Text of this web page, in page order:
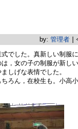
by: 管理者
でした。真新しい制服に
，女の子の制服が新しい
しげな表情でした。
ろん，在校生も。小高